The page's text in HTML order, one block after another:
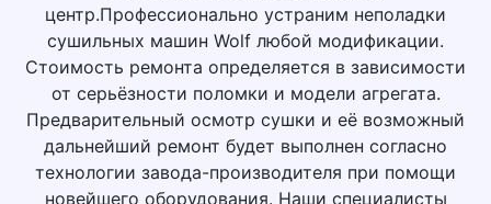
центр.Профессионально устраним неполадки
сушильных машин Wolf любой модификации.
Стоимость ремонта определяется в зависимости
от серьёзности поломки и модели агрегата.
Предварительный осмотр сушки и её возможный
дальнейший ремонт будет выполнен согласно
технологии завода-производителя при помощи
новейшего оборудования. Наши специалисты